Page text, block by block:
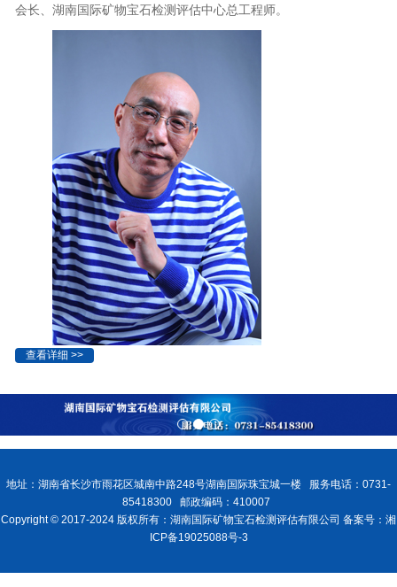
会长、湖南国际矿物宝石检测评估中心总工程师。
查看详细 >>
地址：湖南省长沙市雨花区城南中路248号湖南国际珠宝城一楼 服务电话：0731-
85418300 邮政编码：410007
Copyright © 2017-2024 版权所有：湖南国际矿物宝石检测评估有限公司 备案号：湘
ICP备19025088号-3